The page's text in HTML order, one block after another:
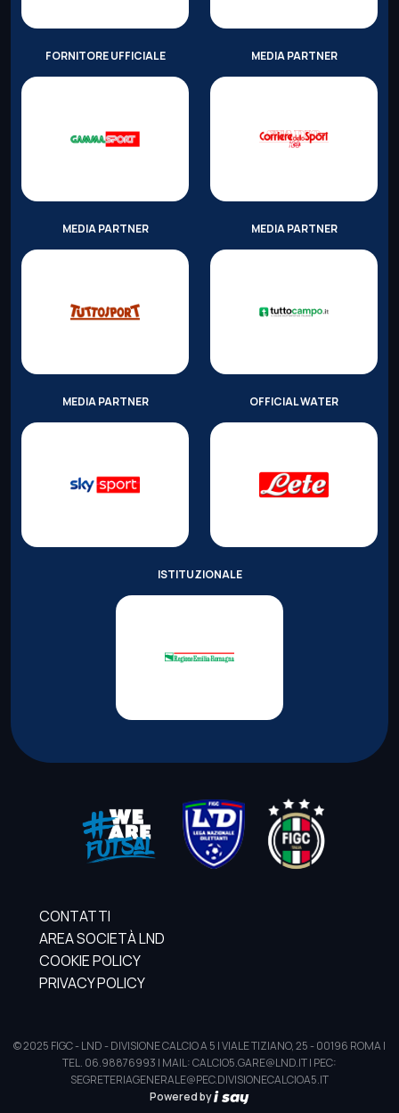
FORNITORE UFFICIALE MEDIA PARTNER
MEDIA PARTNER MEDIA PARTNER
MEDIA PARTNER OFFICIAL WATER
ISTITUZIONALE
CONTATTI
AREA SOCIETÀ LND
COOKIE POLICY
PRIVACY POLICY
© 2025 FIGC - LND - DIVISIONE CALCIO A 5 | VIALE TIZIANO, 25 - 00196 ROMA |
TEL. 06.98876993 | MAIL: CALCIO5.GARE@LND.IT | PEC:
SEGRETERIAGENERALE@PEC.DIVISIONECALCIOA5.IT
Powered by